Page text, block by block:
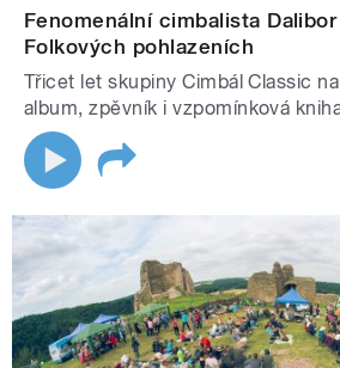
Fenomenální cimbalista
Folkových pohlazeních
Třicet let skupiny Cimbál Classic
album, zpěvník i vzpomínková